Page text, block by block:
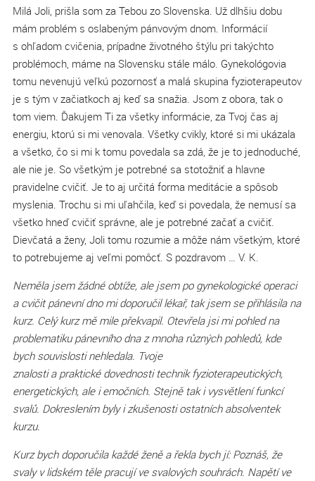
Milá Joli, prišla som za Tebou zo Slovenska. Už dlhšiu dobu
mám problém s oslabeným pánvovým dnom. Informácií
s ohľadom cvičenia, prípadne životného štýlu pri takýchto
problémoch, máme na Slovensku stále málo. Gynekológovia
tomu nevenujú veľkú pozornosť a malá skupina fyzioterapeutov
je s tým v začiatkoch aj keď sa snažia. Jsom z obora, tak o
tom viem. Ďakujem Ti za všetky informácie, za Tvoj čas aj
energiu, ktorú si mi venovala. Všetky cvikly, ktoré si mi ukázala
a všetko, čo si mi k tomu povedala sa zdá, že je to jednoduché,
ale nie je. So všetkým je potrebné sa stotožniť a hlavne
pravidelne cvičiť. Je to aj určitá forma meditácie a spôsob
myslenia. Trochu si mi uľahčila, keď si povedala, že nemusí sa
všetko hneď cvičiť správne, ale je potrebné začať a cvičiť.
Dievčatá a ženy, Joli tomu rozumie a môže nám všetkým, ktoré
to potrebujeme aj veľmi pomôcť. S pozdravom … V. K.
Neměla jsem žádné obtíže, ale jsem po gynekologické operaci
a cvičit pánevní dno mi doporučil lékař, tak jsem se přihlásila na
kurz. Celý kurz mě mile překvapil. Otevřela jsi mi pohled na
problematiku pánevního dna z mnoha různých pohledů, kde
bych souvislosti nehledala. Tvoje
znalosti a praktické dovednosti technik fyzioterapeutických,
energetických, ale i emočních. Stejně tak i vysvětlení funkcí
svalů. Dokreslením byly i zkušenosti ostatních absolventek
kurzu.
Kurz bych doporučila každé ženě a řekla bych jí: Poznáš, že
svaly v lidském těle pracují ve svalových souhrách. Napětí ve